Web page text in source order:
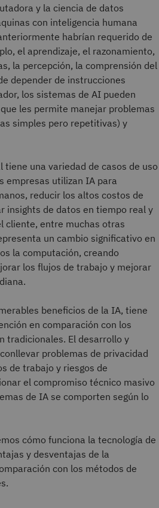
y la ciencia de datos
con inteligencia humana
habrían requerido de
el aprendizaje, el razonamiento,
la percepción, la comprensión del
depender de instrucciones
los sistemas de AI pueden
les permite manejar problemas
simples pero repetitivas) y
tiene una variedad de casos de uso
empresas utilizan IA para
reducir los altos costos de
insights de datos en tiempo real y
cliente, entre muchas otras
un cambio significativo en
la computación, creando
los flujos de trabajo y mejorar
beneficios de la IA, tiene
en comparación con los
tradicionales. El desarrollo y
problemas de privacidad
de trabajo y riesgos de
el compromiso técnico masivo
de IA se comporten según lo
cómo funciona la tecnología de
y desventajas de la
con los métodos de